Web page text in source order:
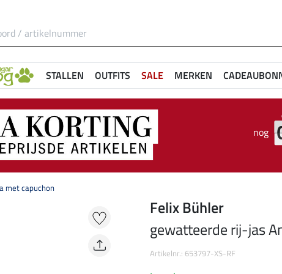
STALLEN OUTFITS SALE MERKEN
nog
met capuchon
Felix Bühler
gewatteerde rij-jas
Artikelnr.: 653797-XS-RF